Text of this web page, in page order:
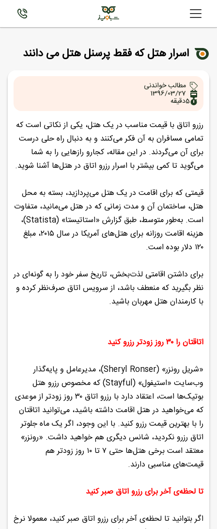
اسرار هتل که فقط پرسنل هتل می دانند
مطالب خواندنی
1396/03/27
5دقیقه
رزرو اتاق با قیمت مناسب در یک هتل، یکی از نکاتی است که
تمامی مسافران به آن فکر می‌کنند و به دنبال راه حلی درست
برای آن می‌گردند. در این مقاله، کجارو رازهایی را به شما
می‌گوید تا کمی بیشتر با اسرار رزرو اتاق در هتل‌ها آشنا شوید.
قیمتی که برای اقامت در یک هتل می‌پردازید، بسته به محل
هتل، ساختمان آن و مدت زمانی که در هتل می‌مانید، متفاوت
است. به‌طور متوسط، طبق گزارش «استاتیستا» (Statista)،
هزینه اقامت روزانه برای هتل‌های آمریکا در سال ۲۰۱۵، مبلغ
۱۲۰ دلار بوده است.
برای داشتن اقامتی لذت‌بخش، تاریخ سفر خود را به گونه‌ای در
نظر بگیرید که منعطف باشد، از سرویس اتاق صرف‌نظر کرده و
با کارمندان هتل مهربان باشید.
اتاقتان را ۳۰ روز زودتر رزرو کنید
«شریل رونزر» (Sheryl Ronser)، مدیرعامل و پایه‌گذار
وب‌سایت «استیفول» (Stayful) که مخصوص رزرو هتل
بوتیک‌ها است، اعتقاد دارد با رزرو اتاق ۳۰ روز زودتر از موعدی
که می‌خواهید در هتل اقامت داشته باشید، می‌توانید اتاقتان
را با بهترین قیمت‌ رزرو کنید. با این وجود، اگر یک ماه جلوتر
اتاق رزرو نکردید، شانس دیگری هم خواهید داشت. «رونزر»
معتقد است برخی هتل‌ها حتی ۷ تا ۱۰ روز زودتر هم
قیمت‌های مناسبی دارند.
تا لحظه‌ی آخر برای رزرو اتاق صبر کنید
اگر بتوانید تا لحظه‌ی آخر برای رزرو اتاق صبر کنید، معمولا نرخ